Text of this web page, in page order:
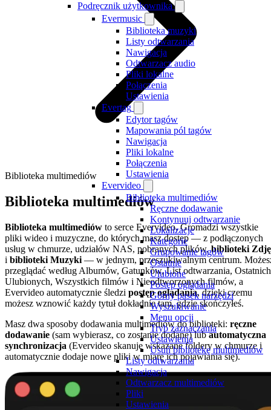
Podręcznik użytkownika
Evermusic
Biblioteka muzyki
Listy odtwarzania
Nawigacja
Odtwarzacz audio
Pliki lokalne
Połączenia
Ustawienia
Evertag
Edytor tagów
Mapowania pól tagów
Nawigacja
Pliki lokalne
Połączenia
Ustawienia
Evervideo
Biblioteka multimediów
Ręczne dodawanie
Kontynuuj odtwarzanie
Lokalizacje
Kategorie
Grupowanie tagów
Ostatnie
Ulubione
Postęp oglądania
Górny pasek narzędzi
Wyszukiwanie
Menu opcji
Tryb zaznaczania
Ustawienia
Usuń bibliotekę multimediów
Listy odtwarzania
Nawigacja
Odtwarzacz multimediów
Pliki
Ustawienia
Biblioteka multimediów
Biblioteka multimediów
Biblioteka multimediów to serce Evervideo. Gromadzi wszystkie
pliki wideo i muzyczne, do których masz dostęp — z podłączonych
usług w chmurze, udziałów NAS, pobranych plików,biblioteki
i biblioteki Muzyki — w jednym, przeszukiwalnym centrum.
przeglądać według Albumów, Gatunków, List odtwarzania,
Ulubionych, Wszystkich filmów i Nieodtworzonych filmów, a
Evervideo automatycznie śledzi postęp oglądania, dzięki czemu
możesz wznowić każdy tytuł dokładnie tam, gdzie skończyłeś.
Masz dwa sposoby dodawania multimediów do biblioteki: ręczne
dodawanie (sam wybierasz, co zostanie dodane) lubautomatyczna
synchronizacja (Evervideo skanuje wskazane foldery w chmurze i
automatycznie dodaje nowe pliki w miarę ich pojawiania się).